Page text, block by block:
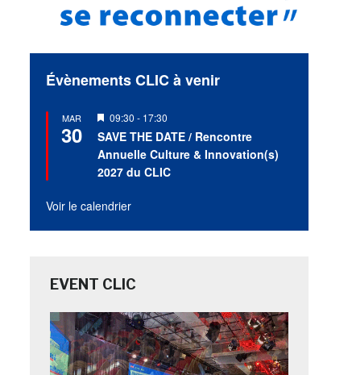
Évènements CLIC à venir
MAR
30
Mis
en
avant
09:30 - 17:30
SAVE THE DATE / Rencontre
Annuelle Culture & Innovation(s)
2027 du CLIC
Voir le calendrier
EVENT CLIC